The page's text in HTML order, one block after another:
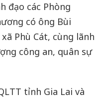
đạo các Phòng
có ông Bùi
Phù Cát, cùng lãnh
công an, quân sự
tỉnh Gia Lai và